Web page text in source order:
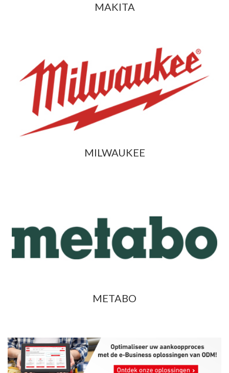
MAKITA
MILWAUKEE
METABO